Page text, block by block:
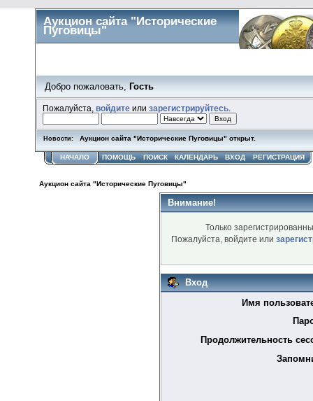
Аукцион сайта "Исторические
Пуговицы"
Добро пожаловать, Гость
Пожалуйста,войдите илизарегистрируйтесь
Новости: Аукцион сайта "Исторические Пуговицы" открыт.
НАЧАЛО ПОМОЩЬ ПОИСК КАЛЕНДАРЬ ВХОД РЕГИСТРАЦИЯ
Аукцион сайта "Исторические Пуговицы"
Внимание!
Только
Пожалуйста, войдите или
Вход
Имя
Продолжительность